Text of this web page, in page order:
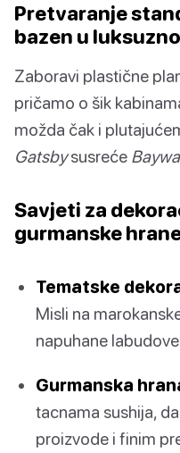
Pretvaranje
bazen u
Zaboravi plastične
pričamo o šik
možda čak i
Gatsbysusreće
Savjeti za
gurmanske
Tematske
Misli na
napuhane
Gurmanska
tacnama sushija,
proizvode i finim